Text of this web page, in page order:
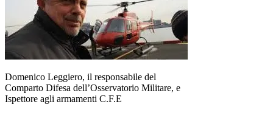
Domenico Leggiero, il responsabile del
Comparto Difesa dell’Osservatorio Militare, e
Ispettore agli armamenti C.F.E